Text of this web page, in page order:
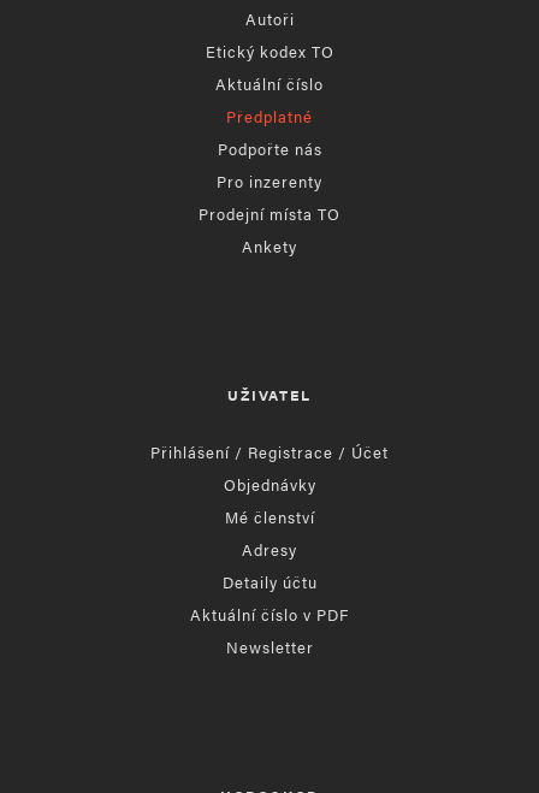
Autoři
Etický kodex TO
Aktuální číslo
Předplatné
Podpořte nás
Pro inzerenty
Prodejní místa TO
Ankety
UŽIVATEL
Přihlášení / Registrace / Účet
Objednávky
Mé členství
Adresy
Detaily účtu
Aktuální číslo v PDF
Newsletter